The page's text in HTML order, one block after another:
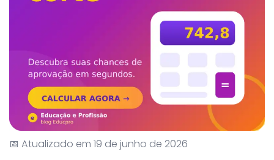
📅 Atualizado em 19 de junho de 2026